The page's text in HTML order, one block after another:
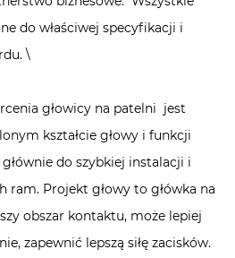
do właściwej specyfikacji i
\
głowicy na patelni ‌ jest
kształcie głowy i funkcji
do szybkiej instalacji i
ram. Projekt głowy to główka na
obszar kontaktu, może lepiej
zapewnić lepszą siłę zacisków.